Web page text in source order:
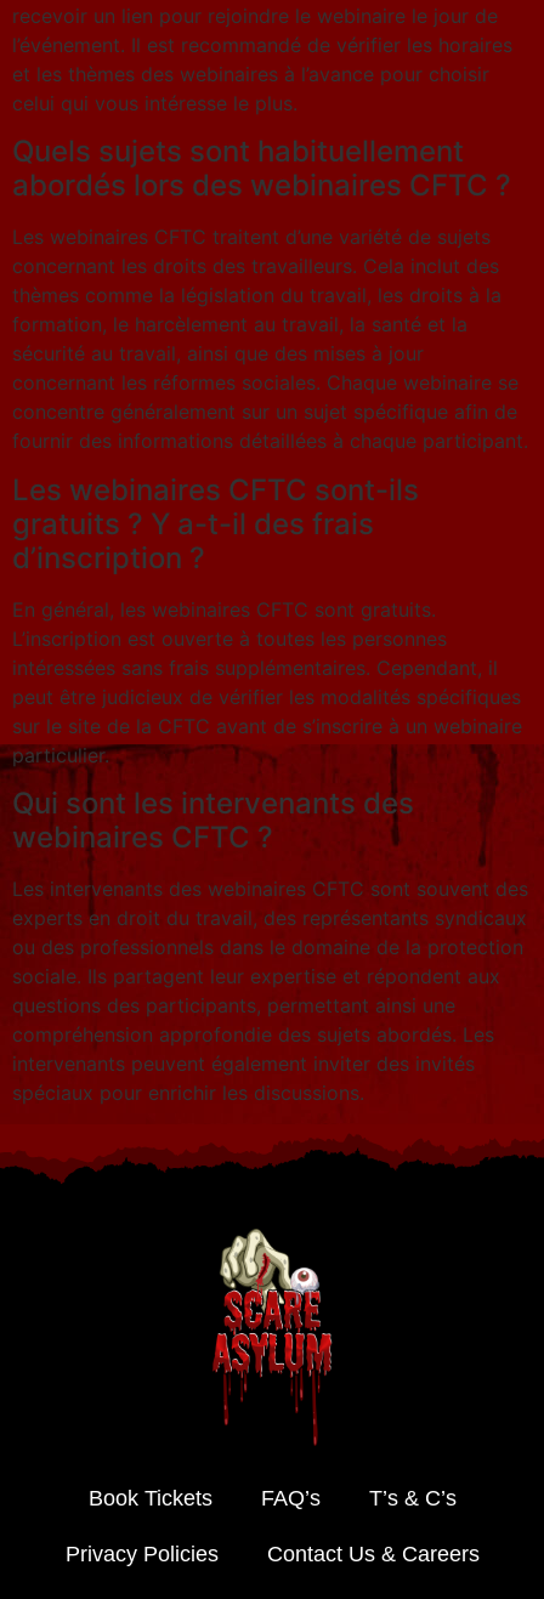
recevoir un lien pour rejoindre le webinaire le jour de
l’événement. Il est recommandé de vérifier les horaires
et les thèmes des webinaires à l’avance pour choisir
celui qui vous intéresse le plus.
Quels sujets sont habituellement
abordés lors des webinaires CFTC ?
Les webinaires CFTC traitent d’une variété de sujets
concernant les droits des travailleurs. Cela inclut des
thèmes comme la législation du travail, les droits à la
formation, le harcèlement au travail, la santé et la
sécurité au travail, ainsi que des mises à jour
concernant les réformes sociales. Chaque webinaire se
concentre généralement sur un sujet spécifique afin de
fournir des informations détaillées à chaque participant.
Les webinaires CFTC sont-ils
gratuits ? Y a-t-il des frais
d’inscription ?
En général, les webinaires CFTC sont gratuits.
L’inscription est ouverte à toutes les personnes
intéressées sans frais supplémentaires. Cependant, il
peut être judicieux de vérifier les modalités spécifiques
sur le site de la CFTC avant de s’inscrire à un webinaire
particulier.
Qui sont les intervenants des
webinaires CFTC ?
Les intervenants des webinaires CFTC sont souvent des
experts en droit du travail, des représentants syndicaux
ou des professionnels dans le domaine de la protection
sociale. Ils partagent leur expertise et répondent aux
questions des participants, permettant ainsi une
compréhension approfondie des sujets abordés. Les
intervenants peuvent également inviter des invités
spéciaux pour enrichir les discussions.
Book Tickets FAQ’s T’s & C’s
Privacy Policies Contact Us & Careers